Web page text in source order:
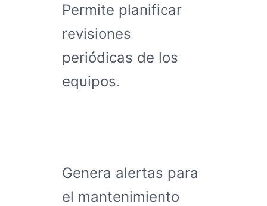
Permite planificar
revisiones
periódicas de los
equipos.
Genera alertas para
el mantenimiento